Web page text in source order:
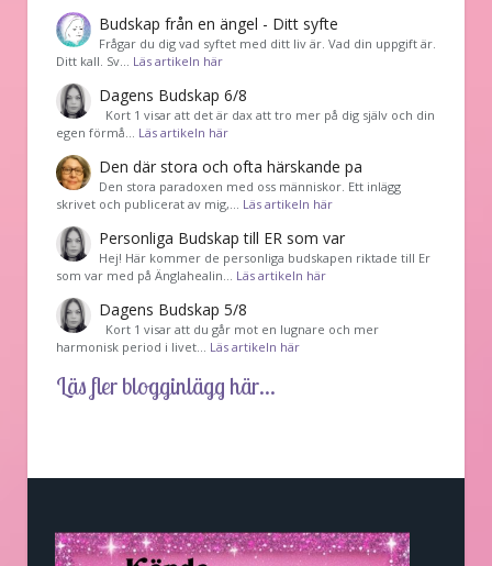
Budskap från en ängel - Ditt syfte
Frågar du dig vad syftet med ditt liv är. Vad din uppgift är.
Ditt kall. Sv… Läs artikeln här
Dagens Budskap 6/8
Kort 1 visar att det är dax att tro mer på dig själv och din
egen förmå… Läs artikeln här
Den där stora och ofta härskande pa
Den stora paradoxen med oss människor. Ett inlägg
skrivet och publicerat av mig,… Läs artikeln här
Personliga Budskap till ER som var
Hej! Här kommer de personliga budskapen riktade till Er
som var med på Änglahealin… Läs artikeln här
Dagens Budskap 5/8
Kort 1 visar att du går mot en lugnare och mer
harmonisk period i livet… Läs artikeln här
Läs fler blogginlägg här...